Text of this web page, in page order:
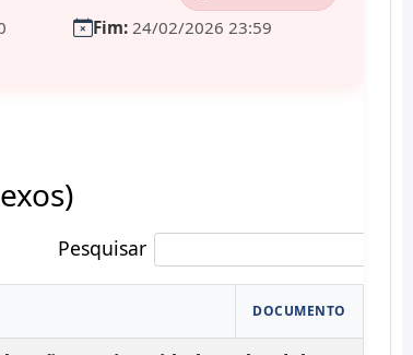
Fim: 24/02/2026 23:59
Pesquisar
DOCUMENTO